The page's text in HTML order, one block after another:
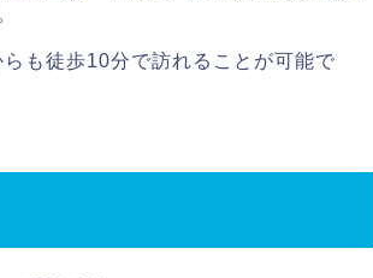
も徒歩10分で訪れることが可能で